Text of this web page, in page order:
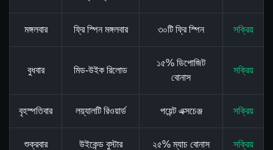
মঙ্গলবার ফ্রি স্পিন মঙ্গলবার ৩০টি ফ্রি স্পিন সক্রিয়
বুধবার মিড-উইক রিলোড
১৫% ডিপোজিট
বোনাস
সক্রিয়
বৃহস্পতিবার লয়্যালটি রিওয়ার্ড পয়েন্ট এক্সচেঞ্জ সক্রিয়
শুক্রবার উইকেন্ড বুস্টার ২৫% ম্যাচ বোনাস সক্রিয়